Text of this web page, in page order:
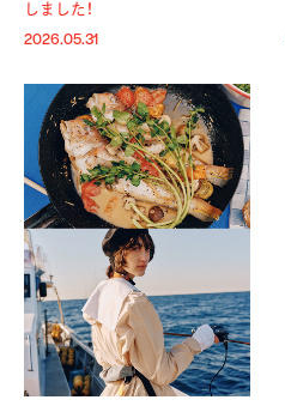
しました！
2026.05.31